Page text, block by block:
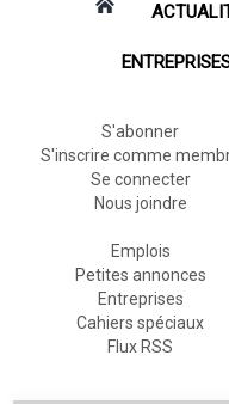
S'abonner
S'inscrire comme
Se connecter
Nous joindre
Emplois
Petites annonces
Entreprises
Cahiers spéciaux
Flux RSS